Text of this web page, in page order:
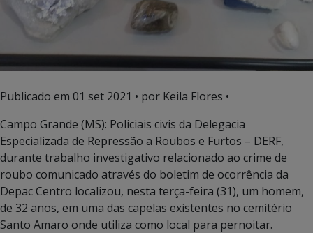
Publicado em 01 set 2021 • por Keila Flores •
Campo Grande (MS): Policiais civis da Delegacia
Especializada de Repressão a Roubos e Furtos – DERF,
durante trabalho investigativo relacionado ao crime de
roubo comunicado através do boletim de ocorrência da
Depac Centro localizou, nesta terça-feira (31), um homem,
de 32 anos, em uma das capelas existentes no cemitério
Santo Amaro onde utiliza como local para pernoitar.